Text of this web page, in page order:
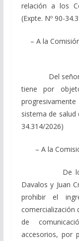
relación a los
(Expte. Nº 90-
– A la
Del señor
tiene por
sistema de salud
34.314/2026)
– A la
De los
Davalos y Juan
prohibir el
comercialización
de
accesorios, por